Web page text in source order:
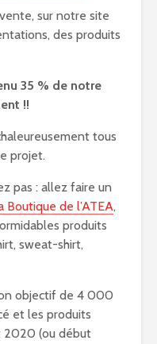
sur notre site
des produits
35 % de notre
!!
tous
projet.
pas : allez faire un
Boutique de l’ATEA,
produits
sweat-shirt,
objectif de 4 000
et les produits
2020 (ou début